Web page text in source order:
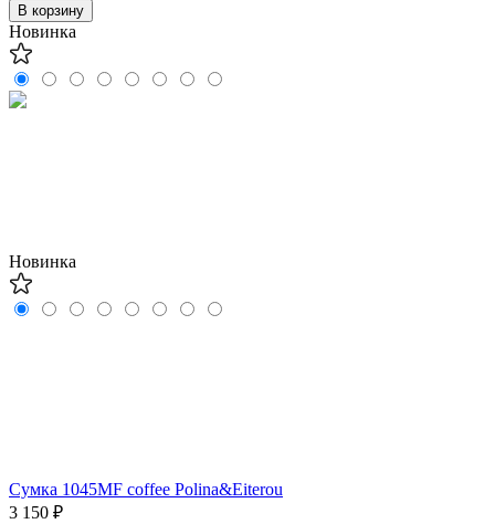
В корзину
Новинка
Новинка
Сумка 1045MF coffee Polina&Eiterou
3 150 ₽